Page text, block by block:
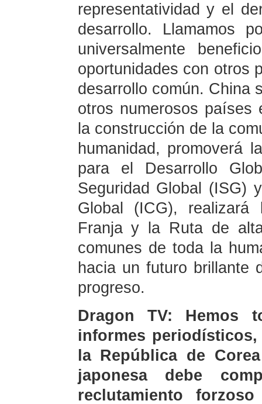
representatividad y el
desarrollo. Llamamos
universalmente
oportunidades con otros
desarrollo común. China
otros numerosos países
la construcción de la
humanidad, promoverá
para el Desarrollo
Seguridad Global (ISG)
Global (ICG),
Franja y la Ruta de
comunes de toda la
hacia un futuro brillante
progreso.
Dragon TV: Hemos
informes
la República de
japonesa debe
reclutamiento